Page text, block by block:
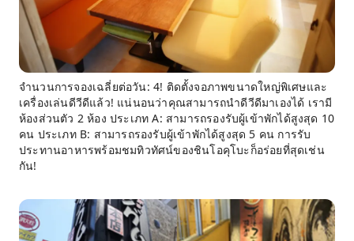
จำนวนการจองเฉลี่ยต่อวัน: 4! ติดตั้งจอภาพขนาดใหญ่พิเศษและ
เครื่องเล่นดีวีดีแล้ว! แน่นอนว่าคุณสามารถนำดีวีดีมาเองได้ เรามี
ห้องส่วนตัว 2 ห้อง ประเภท A: สามารถรองรับผู้เข้าพักได้สูงสุด 10
คน ประเภท B: สามารถรองรับผู้เข้าพักได้สูงสุด 5 คน การรับ
ประทานอาหารพร้อมชมทิวทัศน์ของชินโอคุโบะก็อร่อยที่สุดเช่น
กัน!